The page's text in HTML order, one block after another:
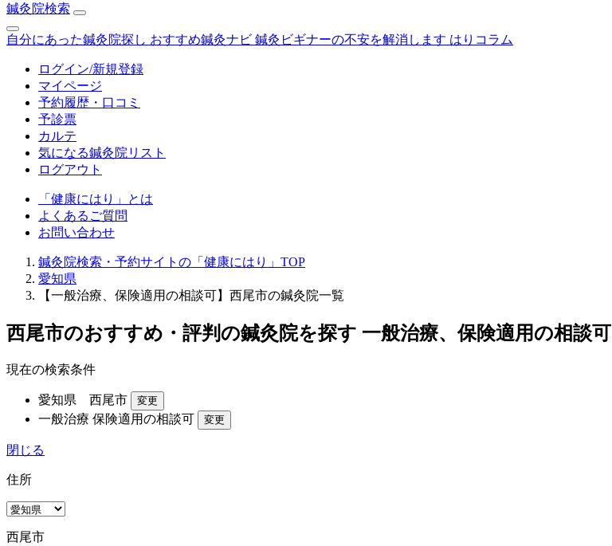
鍼灸院検索
自分にあった鍼灸院探し おすすめ鍼灸ナビ 鍼灸ビギナーの不安を解消します はりコラム
ログイン/新規登録
マイページ
予約履歴・口コミ
予診票
カルテ
気になる鍼灸院リスト
ログアウト
「健康にはり」とは
よくあるご質問
お問い合わせ
鍼灸院検索・予約サイトの「健康にはり」TOP
愛知県
【一般治療、保険適用の相談可】西尾市の鍼灸院一覧
西尾市のおすすめ・評判の鍼灸院を探す 一般治療、保険適用の相談可
現在の検索条件
愛知県 西尾市 変更
一般治療 保険適用の相談可 変更
閉じる
住所
西尾市